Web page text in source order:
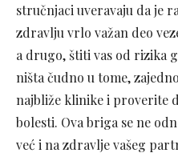
stručnjaci uveravaju da je
zdravlju vrlo važan deo
a drugo, štiti vas od rizika
ništa čudno u tome,
najbliže klinike i proverite
bolesti. Ova briga se ne
već i na zdravlje vašeg